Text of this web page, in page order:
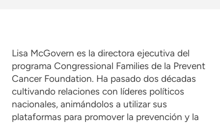
Lisa McGovern es la directora ejecutiva del
programa Congressional Families de la Prevent
Cancer Foundation. Ha pasado dos décadas
cultivando relaciones con líderes políticos
nacionales, animándolos a utilizar sus
plataformas para promover la prevención y la